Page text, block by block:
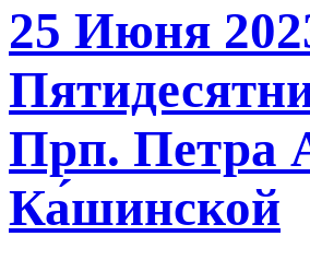
25 Июня
Прп. Петра
Ка́шинской